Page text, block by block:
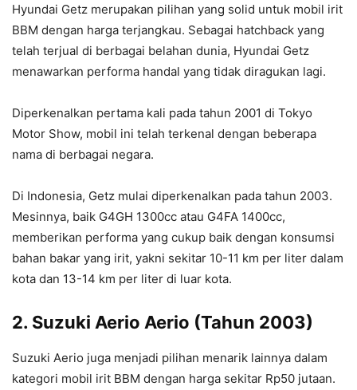
Hyundai Getz merupakan pilihan yang solid untuk mobil irit
BBM dengan harga terjangkau. Sebagai hatchback yang
telah terjual di berbagai belahan dunia, Hyundai Getz
menawarkan performa handal yang tidak diragukan lagi.
Diperkenalkan pertama kali pada tahun 2001 di Tokyo
Motor Show, mobil ini telah terkenal dengan beberapa
nama di berbagai negara.
Di Indonesia, Getz mulai diperkenalkan pada tahun 2003.
Mesinnya, baik G4GH 1300cc atau G4FA 1400cc,
memberikan performa yang cukup baik dengan konsumsi
bahan bakar yang irit, yakni sekitar 10-11 km per liter dalam
kota dan 13-14 km per liter di luar kota.
2. Suzuki Aerio Aerio (Tahun 2003)
Suzuki Aerio juga menjadi pilihan menarik lainnya dalam
kategori mobil irit BBM dengan harga sekitar Rp50 jutaan.